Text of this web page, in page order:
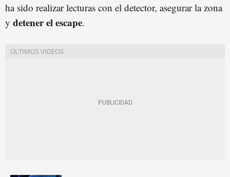
ha sido realizar lecturas con el detector, asegurar la zona
y detener el escape.